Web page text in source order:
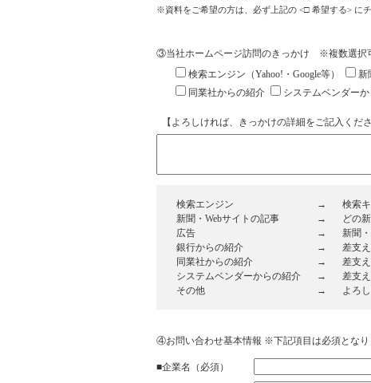
※資料をご希望の方は、必ず上記の <□ 希望する> に
③当社ホームページ訪問のきっかけ ※複数選択
検索エンジン（Yahoo!・Google等）
新
同業社からの紹介
システムベンダー
【よろしければ、きっかけの詳細をご記入くださ
検索エンジン →
検索
新聞・Webサイトの記事
→
どの
広告
→
新聞
銀行からの紹介
→
差支
同業社からの紹介
→
差支
システムベンダーからの紹介
→
差支
その他
→ よろ
④お問い合わせ基本情報 ※下記項目は必須となり
■企業名（必須）